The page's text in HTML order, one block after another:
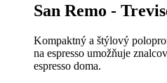
San Remo -
Kompaktný a štýlový
na espresso umožňuje
espresso doma.